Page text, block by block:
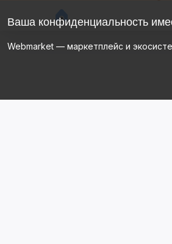
Ваша конфиденциальность
Webmarket — маркетплейс и